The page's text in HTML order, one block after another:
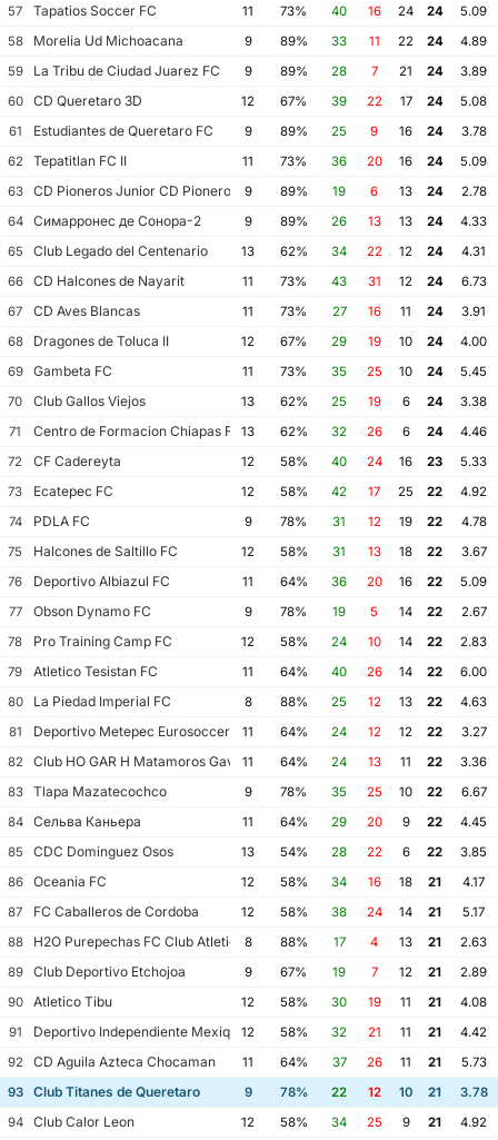
57
Tapatios Soccer FC 11 73% 40 16 24 24
5.09
58
Morelia Ud Michoacana 9 89% 33 11 22 24
4.89
59
La Tribu de Ciudad Juarez FC 9 89% 28 7 21 24
3.89
60
CD Queretaro 3D 12 67% 39 22 17 24
5.08
61
Estudiantes de Queretaro FC 9 89% 25 9 16 24
3.78
62
Tepatitlan FC II 11 73% 36 20 16 24
5.09
63
CD Pioneros Junior CD Pioneros de Cancun II
9 89% 19 6 13 24
2.78
64
Симарронес де Сонора-2 9 89% 26 13 13 24
4.33
65
Club Legado del Centenario 13 62% 34 22 12 24
4.31
66
CD Halcones de Nayarit 11 73% 43 31 12 24
6.73
67
CD Aves Blancas 11 73% 27 16 11 24
3.91
68
Dragones de Toluca II 12 67% 29 19 10 24
4.00
69
Gambeta FC 11 73% 35 25 10 24
5.45
70
Club Gallos Viejos 13 62% 25 19 6 24
3.38
71
Centro de Formacion Chiapas Futbol
13 62% 32 26 6 24
4.46
72
CF Cadereyta 12 58% 40 24 16 23
5.33
73
Ecatepec FC 12 58% 42 17 25 22
4.92
74
PDLA FC 9 78% 31 12 19 22
4.78
75
Halcones de Saltillo FC 12 58% 31 13 18 22
3.67
76
Deportivo Albiazul FC 11 64% 36 20 16 22
5.09
77
Obson Dynamo FC 9 78% 19 5 14 22
2.67
78
Pro Training Camp FC 12 58% 24 10 14 22
2.83
79
Atletico Tesistan FC 11 64% 40 26 14 22
6.00
80
La Piedad Imperial FC 8 88% 25 12 13 22
4.63
81
Deportivo Metepec Eurosoccer FC
11 64% 24 12 12 22
3.27
82
Club HO GAR H Matamoros Gavilanes FC Matamoros II
11 64% 24 13 11 22
3.36
83
Tlapa Mazatecochco 9 78% 35 25 10 22
6.67
84
Сельва Каньера 11 64% 29 20 9 22
4.45
85
CDC Dominguez Osos 13 54% 28 22 6 22
3.85
86
Oceania FC 12 58% 34 16 18 21
4.17
87
FC Caballeros de Cordoba 12 58% 38 24 14 21
5.17
88
H2O Purepechas FC Club Atletico Morelia II
8 88% 17 4 13 21
2.63
89
Club Deportivo Etchojoa 9 67% 19 7 12 21
2.89
90
Atletico Tibu 12 58% 30 19 11 21
4.08
91
Deportivo Independiente Mexiquense
12 58% 32 21 11 21
4.42
92
CD Aguila Azteca Chocaman 11 64% 37 26 11 21
5.73
93
Club Titanes de Queretaro 9 78% 22 12 10 21
3.78
94
Club Calor Leon 12 58% 34 25 9 21
4.92